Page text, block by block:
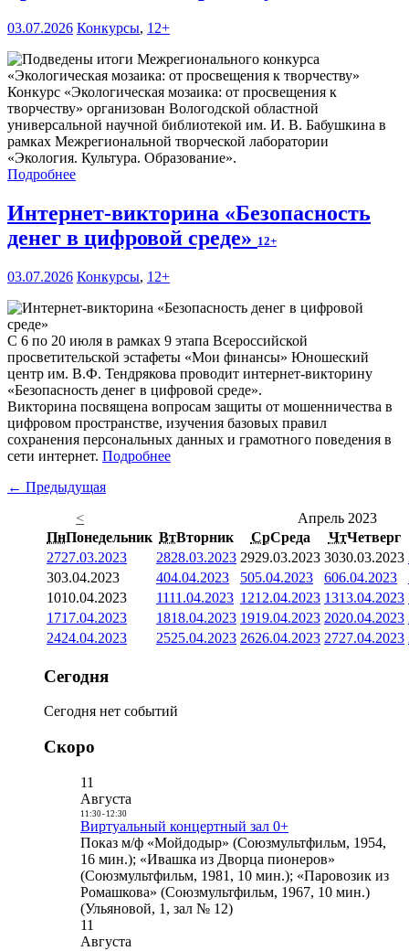
03.07.2026 Конкурсы, 12+
Конкурс «Экологическая мозаика: от просвещения к
творчеству» организован Вологодской областной
универсальной научной библиотекой им. И. В. Бабушкина в
рамках Межрегиональной творческой лаборатории
«Экология. Культура. Образование».
Подробнее
Интернет-викторина «Безопасность
денег в цифровой среде» 12+
03.07.2026 Конкурсы, 12+
С 6 по 20 июля в рамках 9 этапа Всероссийской
просветительской эстафеты «Мои финансы» Юношеский
центр им. В.Ф. Тендрякова проводит интернет-викторину
«Безопасность денег в цифровой среде».
Викторина посвящена вопросам защиты от мошенничества в
цифровом пространстве, изучения базовых правил
сохранения персональных данных и грамотного поведения в
сети интернет. Подробнее
← Предыдущая
<
Апрель 2023
ПнПонедельник ВтВторник СрСреда ЧтЧетверг
2727.03.2023 2828.03.2023 2929.03.2023 3030.03.2023
303.04.2023 404.04.2023 505.04.2023 606.04.2023
1010.04.2023 1111.04.2023 1212.04.2023 1313.04.2023
1717.04.2023 1818.04.2023 1919.04.2023 2020.04.2023
2424.04.2023 2525.04.2023 2626.04.2023 2727.04.2023
Сегодня
Сегодня нет событий
Скоро
11
Августа
11:30- 12:30
Виртуальный концертный зал 0+
Показ м/ф «Мойдодыр» (Союзмультфильм, 1954,
16 мин.); «Ивашка из Дворца пионеров»
(Союзмультфильм, 1981, 10 мин.); «Паровозик из
Ромашкова» (Союзмультфильм, 1967, 10 мин.)
(Ульяновой, 1, зал № 12)
11
Августа